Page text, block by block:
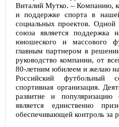
Виталий Мутко. – Компанию,
и поддержке спорта в
социальных проектов. Одной
союза является поддержка
юношеского и массового
главным партнером в
руководство компании, от
80-летним юбилеем и желаю
Российский футбольный
спортивная организация.
развитие и
является единственно
обеспечивающей контроль за